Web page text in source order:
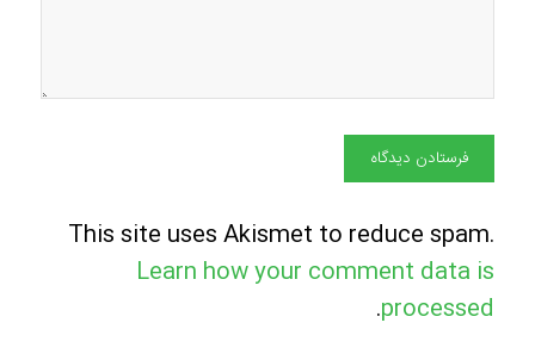
This site uses Akismet to reduce spam.
Learn how your comment data is
processed
.